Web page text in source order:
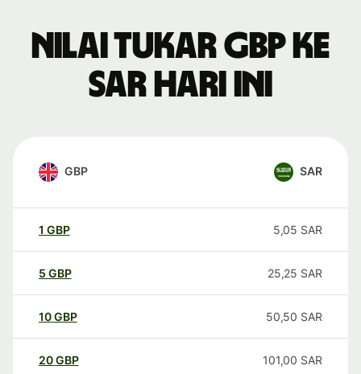
Nilai tukar GBP ke
SAR hari ini
GBP SAR
1 GBP 5,05 SAR
5 GBP 25,25 SAR
10GBP 50,50 SAR
20GBP 101,00 SAR